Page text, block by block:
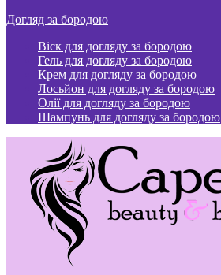
Догляд за бородою
Віск для догляду за бородою
Гель для догляду за бородою
Крем для догляду за бородою
Лосьйон для догляду за бородою
Олії для догляду за бородою
Шампунь для догляду за бородою